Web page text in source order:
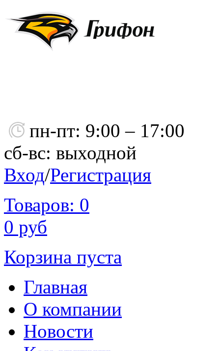
пн-пт: 9:00 – 17:00
сб-вс: выходной
Вход/Регистрация
Товаров: 0
0 руб
Корзина пуста
Главная
О компании
Новости